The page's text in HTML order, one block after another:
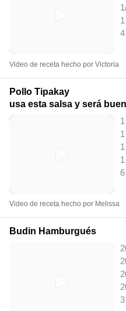
Video de receta hecho por Victoria
Pollo Tipakay
usa esta salsa y será
Video de receta hecho por Melissa
Budin Hamburgués